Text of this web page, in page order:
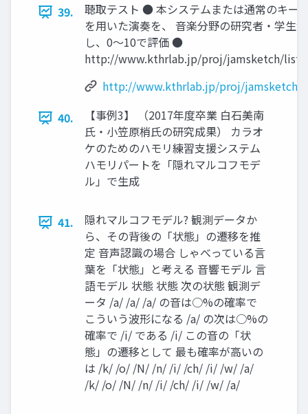
39.
聴取テスト ● 本システムまたは通常のキー
を用いた演奏を、 音楽分野の研究者・学生
し、0〜10で評価 ●
http://www.kthrlab.jp/proj/jamsketch/
http://www.kthrlab.jp/proj/jamsketch/
40.
【事例3】 （2017年度卒業 白石美南
氏・小笠原梢氏の研究成果） カラオ
ケのためのハモリ練習支援システム
ハモリパートを「隠れマルコフモデ
ル」で生成
41.
隠れマルコフモデル? 観測データか
ら、その背後の「状態」の遷移を推
定 音声認識の場合 しゃべっている言
葉を「状態」と考える 音響モデル 言
語モデル 状態 状態 次の状態 観測デ
ータ /a/ /a/ /a/ の音は○%の確率で
こういう波形になる /a/ の次は○%の
確率で /i/ である /i/ この音の「状
態」の遷移として 最も確率が高いの
は /k/ /o/ /N/ /n/ /i/ /ch/ /i/ /w/ /a/
/k/ /o/ /N/ /n/ /i/ /ch/ /i/ /w/ /a/